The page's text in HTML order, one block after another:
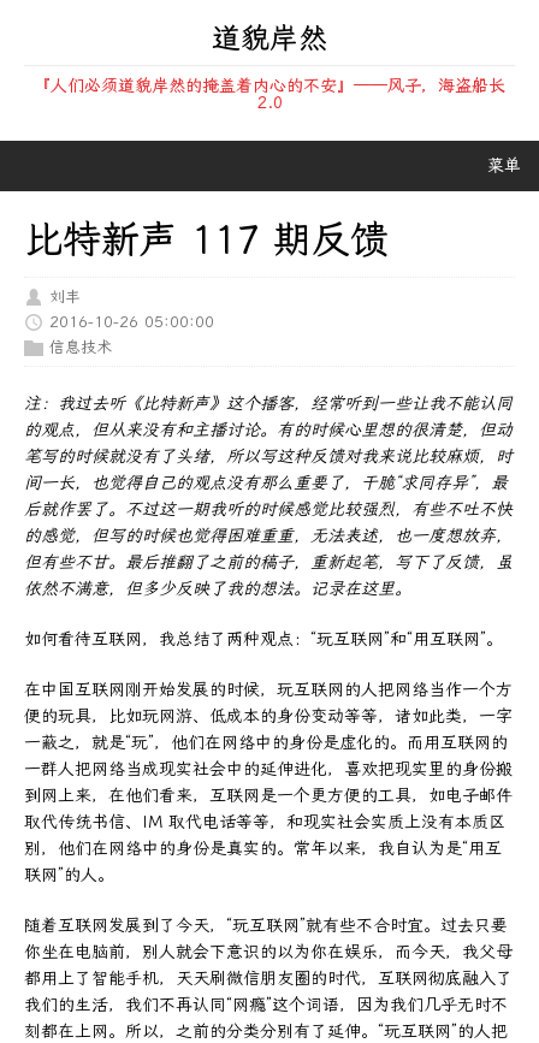
道貌岸然
『人们必须道貌岸然的掩盖着内心的不安』——风子，海盗船长
2.0
菜单
比特新声 117 期反馈
刘丰
2016-10-26 05:00:00
信息技术
注：我过去听《比特新声》这个播客，经常听到一些让我不能认同
的观点，但从来没有和主播讨论。有的时候心里想的很清楚，但动
笔写的时候就没有了头绪，所以写这种反馈对我来说比较麻烦，时
间一长，也觉得自己的观点没有那么重要了，干脆“求同存异”，最
后就作罢了。不过这一期我听的时候感觉比较强烈，有些不吐不快
的感觉，但写的时候也觉得困难重重，无法表述，也一度想放弃，
但有些不甘。最后推翻了之前的稿子，重新起笔，写下了反馈，虽
依然不满意，但多少反映了我的想法。记录在这里。
如何看待互联网，我总结了两种观点：“玩互联网”和“用互联网”。
在中国互联网刚开始发展的时候，玩互联网的人把网络当作一个方
便的玩具，比如玩网游、低成本的身份变动等等，诸如此类，一字
一蔽之，就是“玩”，他们在网络中的身份是虚化的。而用互联网的
一群人把网络当成现实社会中的延伸进化，喜欢把现实里的身份搬
到网上来，在他们看来，互联网是一个更方便的工具，如电子邮件
取代传统书信、IM 取代电话等等，和现实社会实质上没有本质区
别，他们在网络中的身份是真实的。常年以来，我自认为是“用互
联网”的人。
随着互联网发展到了今天，“玩互联网”就有些不合时宜。过去只要
你坐在电脑前，别人就会下意识的以为你在娱乐，而今天，我父母
都用上了智能手机，天天刷微信朋友圈的时代，互联网彻底融入了
我们的生活，我们不再认同“网瘾”这个词语，因为我们几乎无时不
刻都在上网。所以，之前的分类分别有了延伸。“玩互联网”的人把